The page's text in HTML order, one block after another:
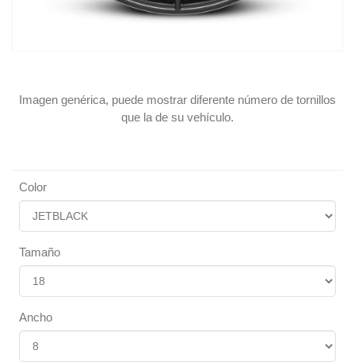
Imagen genérica, puede mostrar diferente número de tornillos
que la de su vehículo.
Color
Tamaño
Ancho